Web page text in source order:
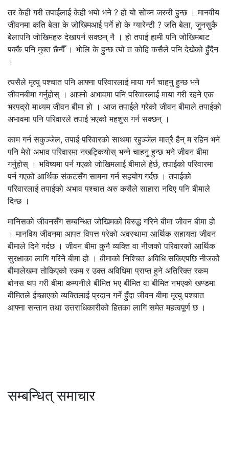
तर केही गरी तपाईलाई केही भयो भने ? हो यो सोच्न जरुरी हुन्छ । मानवीय
जीवनमा कति बेला के जोखिमआई पर्ने हो के ग्यारेन्टी ? जति बेला, जुनसुकै
बेलापनि जोखिमहरु देखापर्न सक्छन् नै । हो तपाई हामी पनि जोखिमबाट
पक्कै पनि मुक्त छैनौँ । भोलि के हुन्छ त्यो त कोहि कसैले पनि देखेको हुँदैन
।
त्यसैले मृत्यु पश्चात पनि आफ्ना परिवारलाई माया गर्न चाहनु हुन्छ भने
जीवनबीमा गर्नुहोस् । आफ्नो अभावमा पनि परिवारलाई माया गरी रहने एक
भरपद्रो माध्यम जीवन बीमा हो । आज तपाईले गरेको जीवन बीमाले तपाईको
अभावमा पनि परिवारले तपाई भएको महशुस गर्न सक्छन् ।
काम गर्न सकुञ्जेल, तपाई परिवारको साथमा रहुञ्जेल मात्रै हैन् म रहिन भने
पनि मेरो अभाव परिवारमा नखट्कियोस् भन्ने चाहनु हुन्छ भने जीवन बीमा
गर्नुहोस् । भविष्यमा पर्न गएको जोखिमलाई बीमाले हेर्छ, तपाईको परिवारमा
पर्न गएको आर्थिक संकटसँग सामना गर्न सहयोग गर्दछ । तपाईको
परिवारलाई तपाईको अभाव पश्चात अरु कसैले साहारा नदिए पनि बीमाले
दिन्छ ।
मानिसको जीवनसँग सम्बन्धित जोखिमको बिरुद्ध गरिने बीमा जीवन बीमा हो
। मानविय जीवनमा आपत विपत्त परेको अवस्थामा आर्थिक सहायता जीवन
बीमाले दिने गर्दछ । जीवन बीमा कुनै व्यक्ति वा नीजको परिवारको आर्थिक
सुरक्षाका लागि गरिने बीमा हो । बीमाको निश्चित अविधि सकिएपछि नीजकोे
बीमालेखमा तोकिएको रकम र उक्त अविधिमा प्राप्त हुने अतिरिक्त रकम
बोनस थप गरी बीमा कम्पनीले बीमित भए बीमित वा बीमित नभएको खण्डमा
बीमितले ईच्छाएको व्यक्तिलाई प्रदान गर्ने हुँदा जीवन बीमा मृत्यु पश्चात
आफ्ना सन्तान तथा उत्तराधिकारीको हितका लागि समेत महत्वपूर्ण छ ।
सम्बन्धित् समाचार